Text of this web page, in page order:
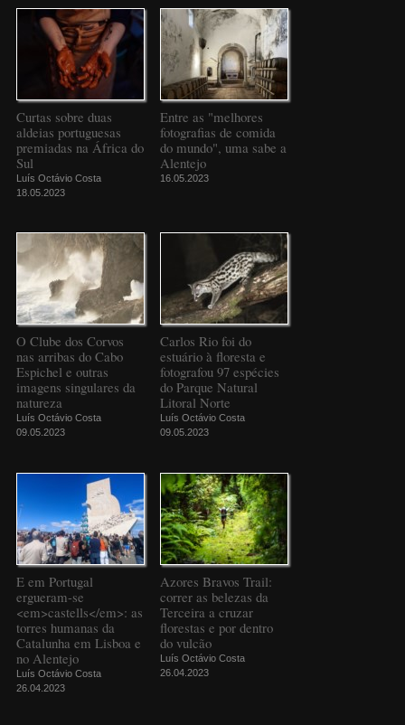
Curtas sobre duas
aldeias portuguesas
premiadas na África do
Sul
Luís Octávio Costa
18.05.2023
Entre as "melhores
fotografias de comida
do mundo", uma sabe a
Alentejo
16.05.2023
O Clube dos Corvos
nas arribas do Cabo
Espichel e outras
imagens singulares da
natureza
Luís Octávio Costa
09.05.2023
Carlos Rio foi do
estuário à floresta e
fotografou 97 espécies
do Parque Natural
Litoral Norte
Luís Octávio Costa
09.05.2023
E em Portugal
ergueram-se
<em>castells</em>: as
torres humanas da
Catalunha em Lisboa e
no Alentejo
Luís Octávio Costa
26.04.2023
Azores Bravos Trail:
correr as belezas da
Terceira a cruzar
florestas e por dentro
do vulcão
Luís Octávio Costa
26.04.2023